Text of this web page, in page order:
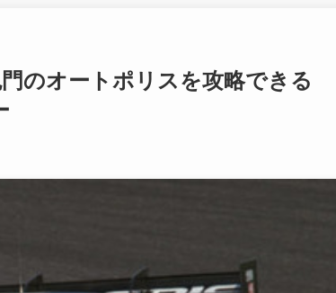
のオートポリスを攻略できる